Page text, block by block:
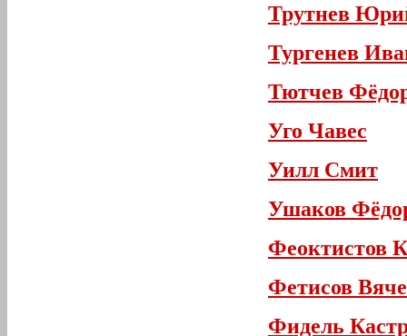
Трутнев
Тургенев
Тютчев
Уго Чавес
Уилл Смит
Ушаков
Феоктистов
Фетисов
Фидель